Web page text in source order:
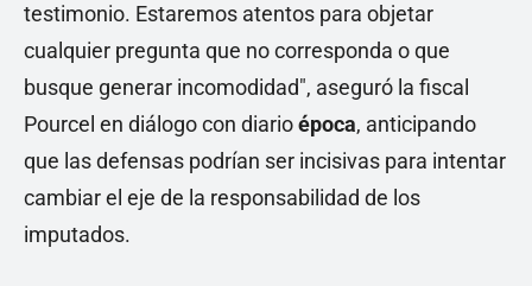
testimonio. Estaremos atentos para objetar
cualquier pregunta que no corresponda o que
busque generar incomodidad", aseguró la fiscal
Pourcel en diálogo con diarioépoca, anticipando
que las defensas podrían ser incisivas para intentar
cambiar el eje de la responsabilidad de los
imputados.